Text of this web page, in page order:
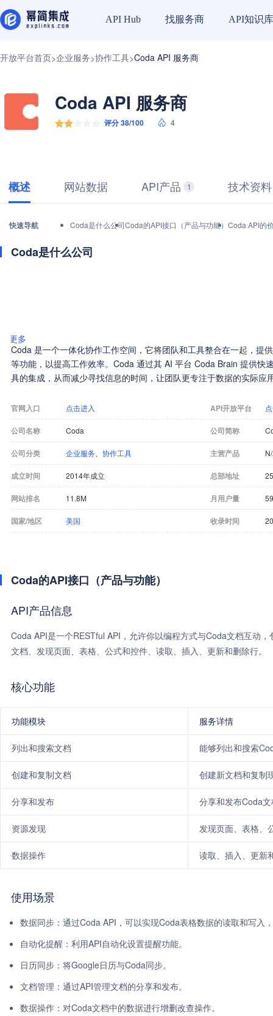
API Hub 找服务商 API知识库
开放平台首页>企业服务>协作工具>Coda API 服务商
Coda API 服务商
评分 38/100 4
概述 网站数据 API产品 1 技术资料
快速导航 Coda是什么公司Coda的API接口（产品与功能） Coda API的
Coda是什么公司
更多
Coda 是一个一体化协作工作空间，它将团队和工具整合在一起，提
等功能，以提高工作效率。Coda 通过其 AI 平台 Coda Brain 提供快
具的集成，从而减少寻找信息的时间，让团队更专注于数据的实际应
官网入口 点击进入 API开放平台
公司名称 Coda 公司简称
公司分类 企业服务 协作工具 主营产品
成立时间 2014年成立 总部地址
网站排名 11.8M 月用户量
国家/地区 美国 收录时间
Coda的API接口（产品与功能）
API产品信息
Coda API是一个RESTful API，允许你以编程方式与Coda文档互动
文档、发现页面、表格、公式和控件、读取、插入、更新和删除行。
核心功能
功能模块 服务详情
列出和搜索文档 能够列出和搜索
创建和复制文档 创建新文档和复制
分享和发布 分享和发布Coda
资源发现 发现页面、表格、
数据操作 读取、插入、更新
使用场景
数据同步：通过Coda API，可以实现Coda表格数据的读取和写入
自动化提醒：利用API自动化设置提醒功能。
日历同步：将Google日历与Coda同步。
文档管理：通过API管理文档的分享和发布。
数据操作：对Coda文档中的数据进行增删改查操作。